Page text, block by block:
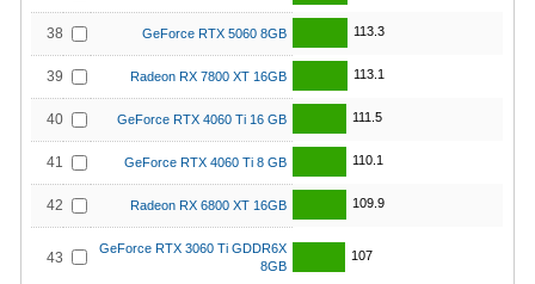
38 GeForce RTX 5060 8GB 113.3
39 Radeon RX 7800 XT 16GB 113.1
40 GeForce RTX 4060 Ti 16 GB 111.5
41 GeForce RTX 4060 Ti 8 GB 110.1
42 Radeon RX 6800 XT 16GB 109.9
43
GeForce RTX 3060 Ti GDDR6X
8GB
107